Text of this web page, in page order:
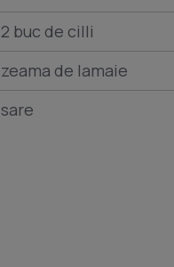
2 buc de cilli
zeama de lamaie
sare